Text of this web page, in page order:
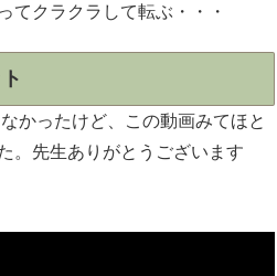
てクラクラして転ぶ・・・
かったけど、この動画みてほと
。先生ありがとうございます